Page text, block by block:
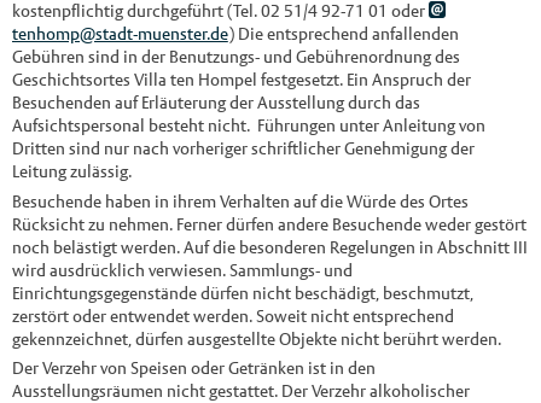
kostenpflichtig durchgeführt (Tel. 02 51/4 92-71 01 oder
tenhomp@stadt-muenster.de) Die entsprechend anfallenden
Gebühren sind in der Benutzungs- und Gebührenordnung des
Geschichtsortes Villa ten Hompel festgesetzt. Ein Anspruch der
Besuchenden auf Erläuterung der Ausstellung durch das
Aufsichtspersonal besteht nicht. Führungen unter Anleitung von
Dritten sind nur nach vorheriger schriftlicher Genehmigung der
Leitung zulässig.
Besuchende haben in ihrem Verhalten auf die Würde des Ortes
Rücksicht zu nehmen. Ferner dürfen andere Besuchende weder gestört
noch belästigt werden. Auf die besonderen Regelungen in Abschnitt III
wird ausdrücklich verwiesen. Sammlungs- und
Einrichtungsgegenstände dürfen nicht beschädigt, beschmutzt,
zerstört oder entwendet werden. Soweit nicht entsprechend
gekennzeichnet, dürfen ausgestellte Objekte nicht berührt werden.
Der Verzehr von Speisen oder Getränken ist in den
Ausstellungsräumen nicht gestattet. Der Verzehr alkoholischer